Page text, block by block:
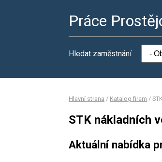
Práce
Hledat zaměstnání
Hlavní strana / Katalog firem /
STK nákladních
Aktuální nabídka